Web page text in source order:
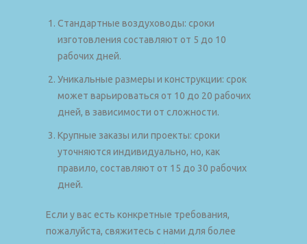
Стандартные воздуховоды: сроки
изготовления составляют от 5 до 10
рабочих дней.
Уникальные размеры и конструкции: срок
может варьироваться от 10 до 20 рабочих
дней, в зависимости от сложности.
Крупные заказы или проекты: сроки
уточняются индивидуально, но, как
правило, составляют от 15 до 30 рабочих
дней.
Если у вас есть конкретные требования,
пожалуйста, свяжитесь с нами для более